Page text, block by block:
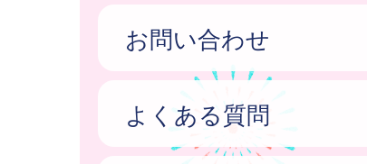
お問い合わせ
よくある質問